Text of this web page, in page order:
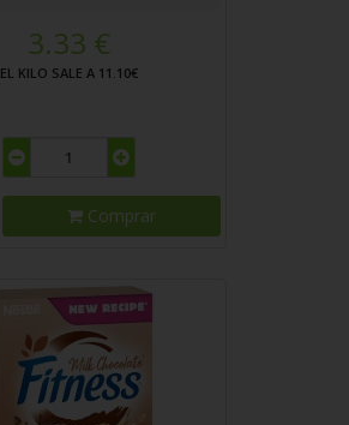
3.33 €
EL KILO SALE A 11.10€
Comprar